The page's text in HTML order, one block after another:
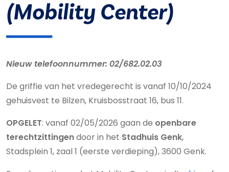
(Mobility Center)
Nieuw telefoonnummer: 02/682.02.03
De griffie van het vredegerecht is vanaf 10/10/2024
gehuisvest te Bilzen, Kruisbosstraat 16, bus 11.
OPGELET: vanaf 02/05/2026 gaan de openbare
terechtzittingendoor in het Stadhuis Genk,
Stadsplein 1, zaal 1 (eerste verdieping), 3600 Genk.